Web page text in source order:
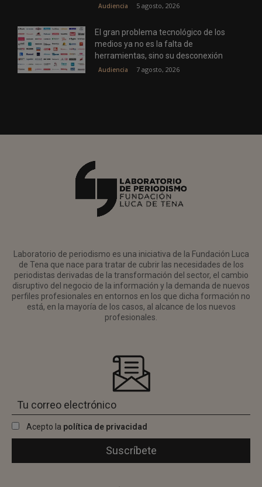
Audiencia 5 agosto, 2026
El gran problema tecnológico de los
medios ya no es la falta de
herramientas, sino su desconexión
Audiencia 7 agosto, 2026
Laboratorio de periodismo es una iniciativa de la Fundación Luca
de Tena que nace para tratar de cubrir las necesidades de los
periodistas derivadas de la transformación del sector, el cambio
disruptivo del negocio de la información y la demanda de nuevos
perfiles profesionales en entornos en los que dicha formación no
está, en la mayoría de los casos, al alcance de los nuevos
profesionales.
Acepto la política de privacidad